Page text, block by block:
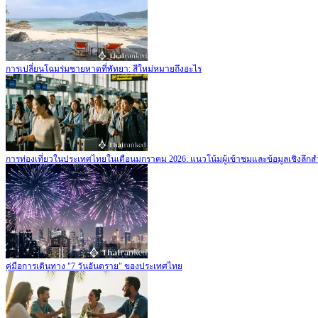
การเปลี่ยนโฉมร่มชายหาดที่พัทยา: สีใหม่หมายถึงอะไร
การท่องเที่ยวในประเทศไทยในเดือนมกราคม 2026: แนวโน้มผู้เข้าชมและข้อมูลเชิงลึก
คู่มือการเดินทาง "7 วันอันตราย" ของประเทศไทย